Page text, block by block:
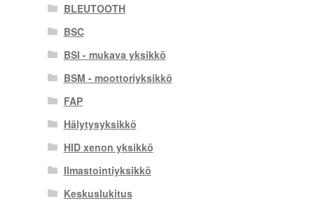
BLEUTOOTH
BSC
BSI - mukava yksikkö
BSM - moottoriyksikkö
FAP
Hälytysyksikkö
HID xenon yksikkö
Ilmastointiyksikkö
Keskuslukitus